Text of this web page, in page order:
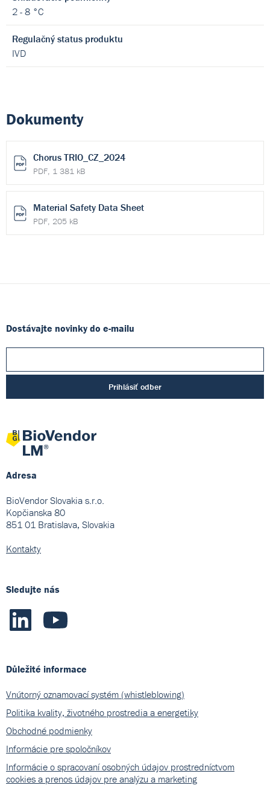
2 - 8 °C
Regulačný status produktu
IVD
Dokumenty
Chorus TRIO_CZ_2024
PDF, 1 381 kB
Material Safety Data Sheet
PDF, 205 kB
Dostávajte novinky do e-mailu
Prihlásiť odber
Adresa
BioVendor Slovakia s.r.o.
Kopčianska 80
851 01 Bratislava, Slovakia
Kontakty
Sledujte nás
Důležité informace
Vnútorný oznamovací systém (whistleblowing)
Politika kvality, životného prostredia a energetiky
Obchodné podmienky
Informácie pre spoločníkov
Informácie o spracovaní osobných údajov prostredníctvom
cookies a prenos údajov pre analýzu a marketing